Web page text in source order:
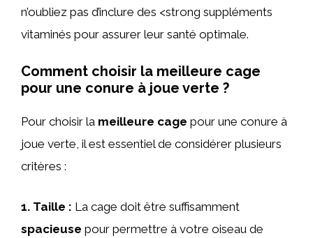
n’oubliez pas d’inclure des <strong suppléments
vitaminés pour assurer leur santé optimale.
Comment choisir la meilleure cage
pour une conure à joue verte ?
Pour choisir la meilleure cage pour une conure à
joue verte, il est essentiel de considérer plusieurs
critères :
1. Taille : La cage doit être suffisamment
spacieuse pour permettre à votre oiseau de